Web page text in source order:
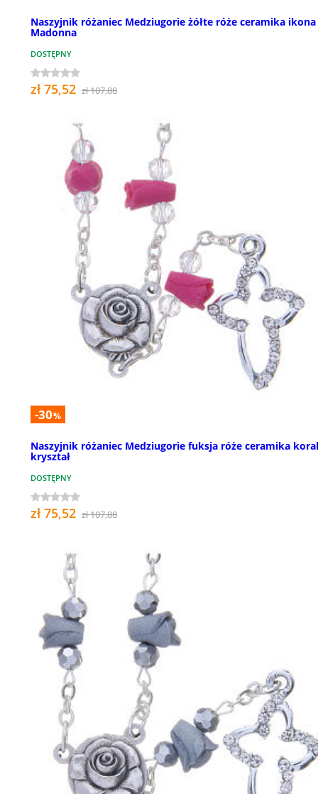
Naszyjnik różaniec Medziugorie żółte róże ceramika ikona
Madonna
DOSTĘPNY
zł 75,52 zł 107,88
-30%
Naszyjnik różaniec Medziugorie fuksja róże ceramika
kryształ
DOSTĘPNY
zł 75,52 zł 107,88